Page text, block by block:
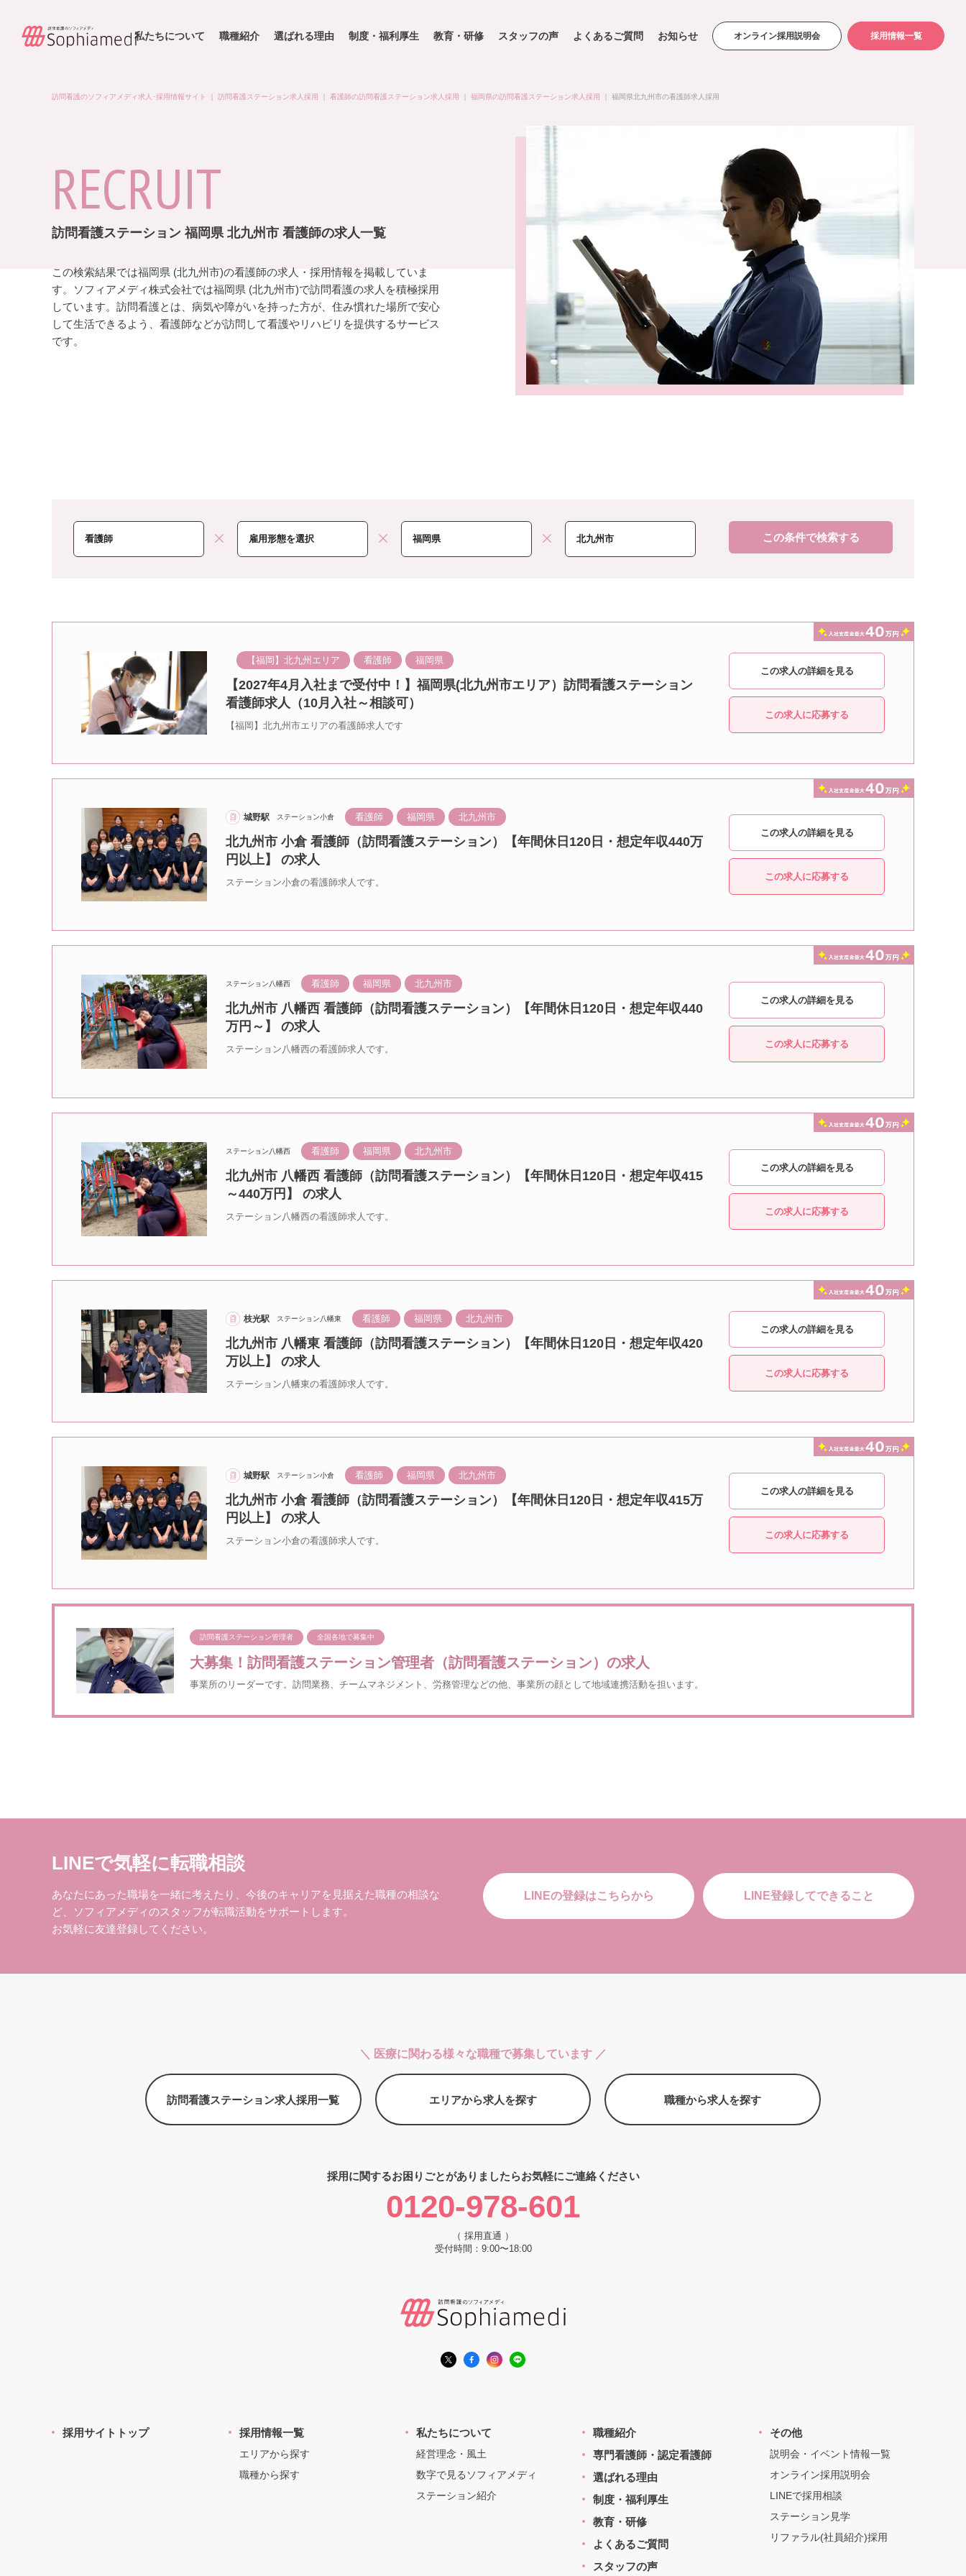
私たちについて 職種紹介 選ばれる理由 制度・福利厚生 教育・研修 スタッフの声 よくあるご質問 お知らせ オンライン採用説明会 採用情報一覧
訪問看護のソフィアメディ求人･採用情報サイト 訪問看護ステーション求人採用 看護師の訪問看護ステーション求人採用 福岡県の訪問看護ステーション求人採用 福岡県北九州市の看護師求人採用
RECRUIT
訪問看護ステーション 福岡県 北九州市 看護師の求人一覧
この検索結果では福岡県 (北九州市)の看護師の求人・採用情報を掲載していま
す。ソフィアメディ株式会社では福岡県 (北九州市)で訪問看護の求人を積極採用
しています。訪問看護とは、病気や障がいを持った方が、住み慣れた場所で安心
して生活できるよう、看護師などが訪問して看護やリハビリを提供するサービス
です。
この条件で検索する
【福岡】北九州エリア 看護師 福岡県
【2027年4月入社まで受付中！】福岡県(北九州市エリア）訪問看護ステーション
看護師求人（10月入社～相談可）
【福岡】北九州市エリアの看護師求人です
この求人の詳細を見る
この求人に応募する
城野駅 ステーション小倉 看護師 福岡県 北九州市
北九州市 小倉 看護師（訪問看護ステーション）【年間休日120日・想定年収440万
円以上】 の求人
ステーション小倉の看護師求人です。
この求人の詳細を見る
この求人に応募する
ステーション八幡西 看護師 福岡県 北九州市
北九州市 八幡西 看護師（訪問看護ステーション）【年間休日120日・想定年収440
万円～】 の求人
ステーション八幡西の看護師求人です。
この求人の詳細を見る
この求人に応募する
ステーション八幡西 看護師 福岡県 北九州市
北九州市 八幡西 看護師（訪問看護ステーション）【年間休日120日・想定年収415
～440万円】 の求人
ステーション八幡西の看護師求人です。
この求人の詳細を見る
この求人に応募する
枝光駅 ステーション八幡東 看護師 福岡県 北九州市
北九州市 八幡東 看護師（訪問看護ステーション）【年間休日120日・想定年収420
万以上】 の求人
ステーション八幡東の看護師求人です。
この求人の詳細を見る
この求人に応募する
城野駅 ステーション小倉 看護師 福岡県 北九州市
北九州市 小倉 看護師（訪問看護ステーション）【年間休日120日・想定年収415万
円以上】 の求人
ステーション小倉の看護師求人です。
この求人の詳細を見る
この求人に応募する
訪問看護ステーション管理者 全国各地で募集中
大募集！訪問看護ステーション管理者（訪問看護ステーション）の求人
事業所のリーダーです。訪問業務、チームマネジメント、労務管理などの他、事業所の顔として地域連携活動を担います。
LINEで気軽に転職相談
あなたにあった職場を一緒に考えたり、今後のキャリアを見据えた職種の相談な
ど、ソフィアメディのスタッフが転職活動をサポートします。
お気軽に友達登録してください。
LINEの登録はこちらから LINE登録してできること
＼ 医療に関わる様々な職種で募集しています ／
訪問看護ステーション求人採用一覧 エリアから求人を探す 職種から求人を探す
採用に関するお困りごとがありましたらお気軽にご連絡ください
0120-978-601
（ 採用直通 ）
受付時間：9:00〜18:00
採用サイトトップ 採用情報一覧
エリアから探す
職種から探す
私たちについて
経営理念・風土
数字で見るソフィアメディ
ステーション紹介
職種紹介
専門看護師・認定看護師
選ばれる理由
制度・福利厚生
教育・研修
よくあるご質問
スタッフの声
その他
説明会・イベント情報一覧
オンライン採用説明会
LINEで採用相談
ステーション見学
リファラル(社員紹介)採用